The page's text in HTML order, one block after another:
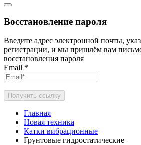
Восстановление пароля
Введите адрес электронной почты,
регистрации, и мы пришлём вам
восстановления пароля
Email *
Получить ссылку
Главная
Новая техника
Катки вибрационные
Грунтовые гидростатические